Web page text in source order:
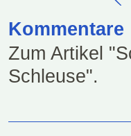
Kommentare
Zum Artikel
Schleuse".